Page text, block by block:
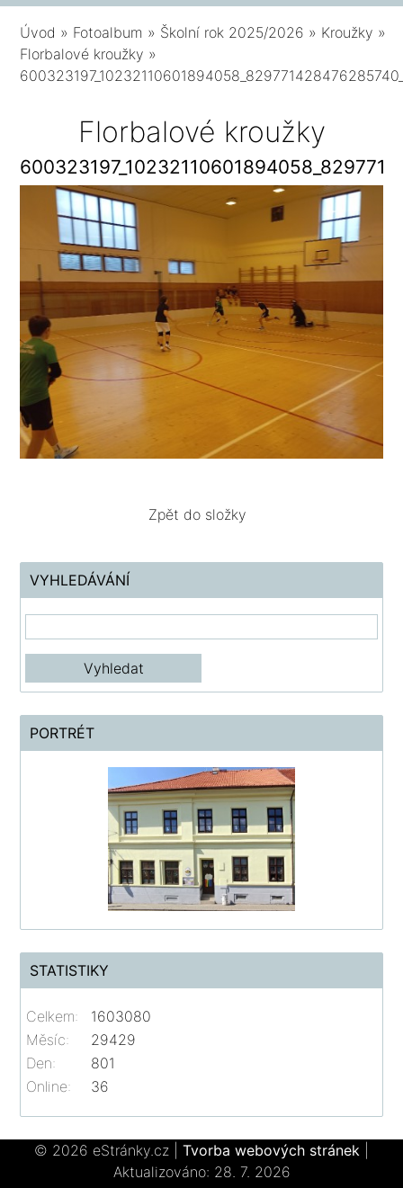
Úvod » Fotoalbum » Školní rok 2025/2026 » Kroužky »
Florbalové kroužky »
Florbalové kroužky
Zpět do složky
VYHLEDÁVÁNÍ
PORTRÉT
STATISTIKY
Online: 36
Celkem:
1603080
Měsíc:
29429
Den:
801
© 2026 eStránky.cz Tvorba webových stránek
Aktualizováno: 28. 7. 2026